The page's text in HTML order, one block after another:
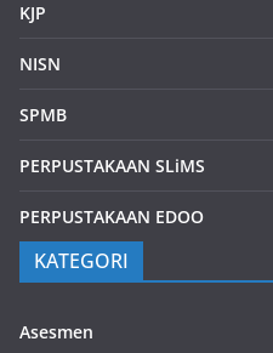
KJP
NISN
SPMB
PERPUSTAKAAN SLiMS
PERPUSTAKAAN EDOO
KATEGORI
Asesmen